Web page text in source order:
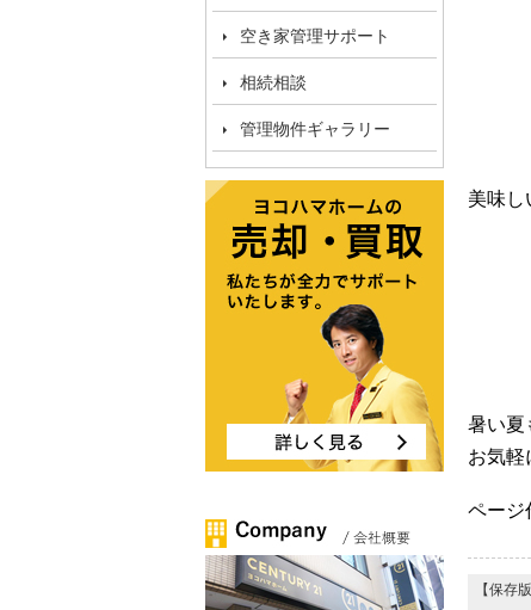
美味
暑い夏
お気軽
ペー
【保存
空き家管理サポート
相続相談
管理物件ギャラリー